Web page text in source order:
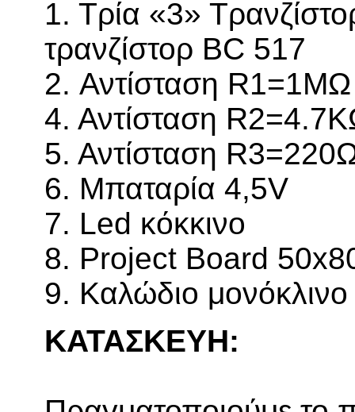
1. Τρία «3»
τρανζίστορ BC 517
2. Αντίσταση R1=1ΜΩ
4. Αντίσταση
5. Αντίσταση
6. Μπαταρία 4,5V
7. Led κόκκινο
8. Project Board
9. Καλώδιο μονόκλινο
ΚΑΤΑΣΚΕΥΗ: